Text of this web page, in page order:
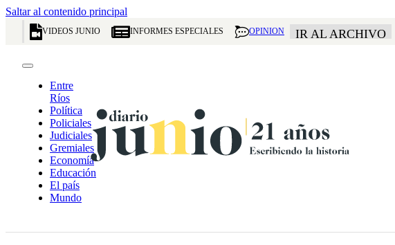
Saltar al contenido principal
VIDEOS JUNIO INFORMES ESPECIALES OPINION IR AL ARCHIVO
Entre
Ríos
Política
Policiales
Judiciales
Gremiales
Economía
Educación
El país
Mundo